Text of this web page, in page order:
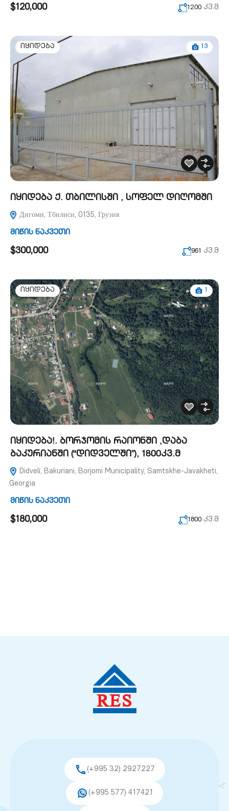
$120,000 1200 კვ.მ
იყიდება 13
იყიდება ქ. თბილისში , სოფელ დიღომში
Дигоми, Тбилиси, 0135, Грузия
მიწის ნაკვეთი
$300,000 961 კვ.მ
იყიდება 1
იყიდება!. ბორჯომის რაიონში ,დაბა
ბაკურიანში (“დიდველში”), 1800კვ.მ
Didveli, Bakuriani, Borjomi Municipality, Samtskhe-Javakheti,
Georgia
მიწის ნაკვეთი
$180,000 1800 კვ.მ
(+995 32) 2927227
(+995 577) 417421